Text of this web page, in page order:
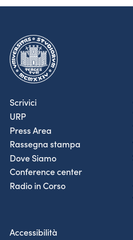
Scrivici
URP
Press Area
Rassegna stampa
Dove Siamo
Conference center
Radio in Corso
Accessibilità